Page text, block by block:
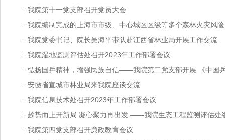
我院第十一党支部召开党员大会
我院编制完成的上海市市级、中心城区区级等多个森林火灾风
我院党委书记、院长吴海平带队赴江西省林业局开展工作交流
我院湿地监测评估处召开2023年工作部署会议
弘扬国乒精神，增强民族自信——我院第二党支部开展 《中国
安徽省宣城市林业局来我院座谈交流
我院信息技术处召开2023年工作部署会议
趁势而上开新局 凝心聚力再出发 ——我院生态工程监测评估处
我院第四党支部召开廉政教育会议